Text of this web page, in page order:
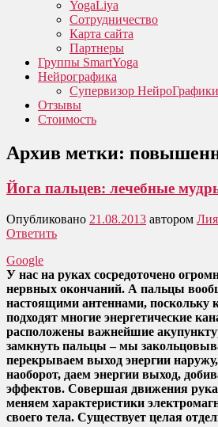
YogaLiya
Сотрудничество
Карта сайта
Партнеры
Группы SmartYoga
Нейрографика
Супервизор НейроГрафики
Отзывы
Стоимость
Архив метки:
Йога пальцев: лечебные
Опубликовано 21.08.2013 автором
Ответить
Google
У нас на руках сосредоточено
нервных окончаний. А пальцы
настоящими антеннами, поскольку
подходят многие энергетические
расположены важнейшие
замкнуть пальцы – мы
перекрываем выход энергии
наоборот, даем энергии выход,
эффектов. Совершая движения
меняем характеристики
своего тела. Существует целая